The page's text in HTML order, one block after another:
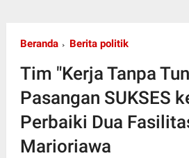
Beranda Berita politik
Tim "Kerja Tanpa
Pasangan SUKSES
Perbaiki Dua
Marioriawa